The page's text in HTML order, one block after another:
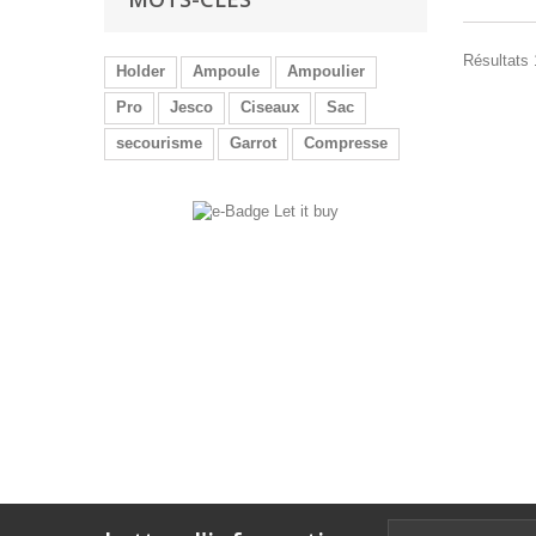
Holder Ampoule
Ampoulier
Pro
Jesco Ciseaux
Sac
secourisme
Garrot Compresse
Résultats